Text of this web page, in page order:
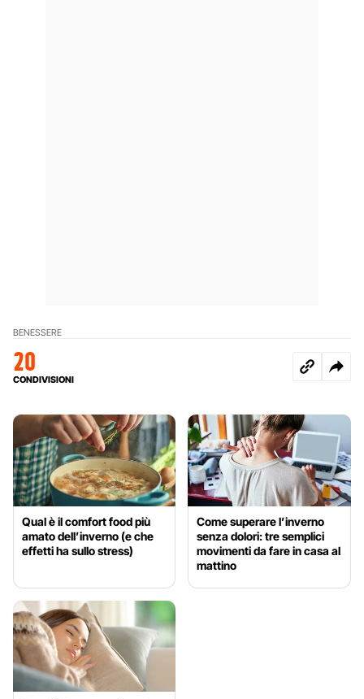
BENESSERE
20
CONDIVISIONI
Qual è il comfort food più
amato dell’inverno (e che
effetti ha sullo stress)
Come superare l’inverno
senza dolori: tre semplici
movimenti da fare in casa al
mattino